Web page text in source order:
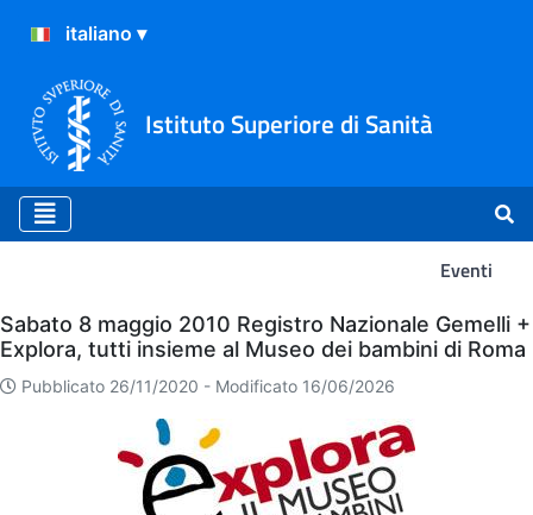
Istituto Superiore di Sanità
Eventi
Eventi
Sabato 8 maggio 2010 Registro Nazionale Gemelli +
Explora, tutti insieme al Museo dei bambini di Roma
Pubblicato 26/11/2020 - Modificato 16/06/2026